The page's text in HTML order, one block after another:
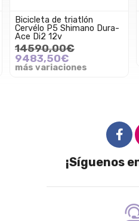
Bicicleta de triatlón
Cervélo P5 Shimano Dura-
Ace Di2 12v
14590,00€
9483,50€
más variaciones
¡Síguenos